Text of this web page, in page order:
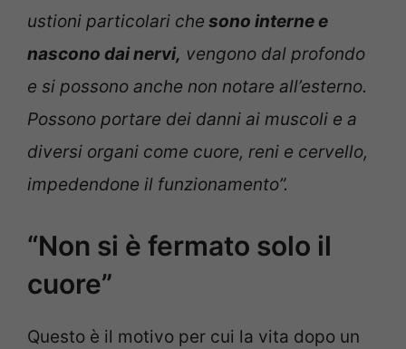
ustioni particolari che sono interne e
nascono dai nervi, vengono dal profondo
e si possono anche non notare all’esterno.
Possono portare dei danni ai muscoli e a
diversi organi come cuore, reni e cervello,
impedendone il funzionamento”.
“Non si è fermato solo il
cuore”
Questo è il motivo per cui la vita dopo un